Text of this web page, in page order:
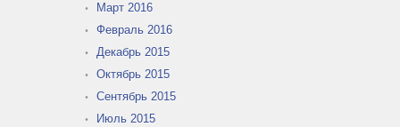
Март 2016
Февраль 2016
Декабрь 2015
Октябрь 2015
Сентябрь 2015
Июль 2015